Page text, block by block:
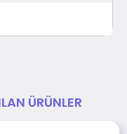
ÜRÜNLER